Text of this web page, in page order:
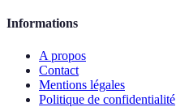
Informations
A propos
Contact
Mentions légales
Politique de confidentialité